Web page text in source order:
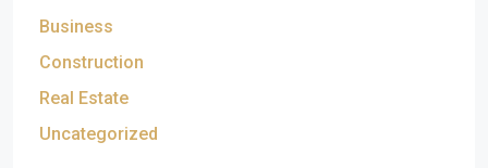
Business
Construction
Real Estate
Uncategorized